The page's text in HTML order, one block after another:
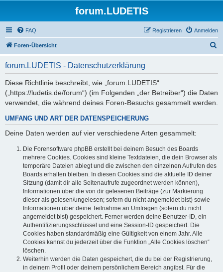
forum.LUDETIS
FAQ Anmelden
Registrieren
Foren-Übersicht
forum.LUDETIS - Datenschutzerklärung
Diese Richtlinie beschreibt, wie „forum.LUDETIS“
(„https://ludetis.de/forum“) (im Folgenden „der Betreiber“) die Daten
verwendet, die während deines Foren-Besuchs gesammelt werden.
UMFANG UND ART DER DATENSPEICHERUNG
Deine Daten werden auf vier verschiedene Arten gesammelt:
Die Forensoftware phpBB erstellt bei deinem Besuch des Boards
mehrere Cookies. Cookies sind kleine Textdateien, die dein Browser als
temporäre Dateien ablegt und die zwischen den einzelnen Aufrufen des
Boards erhalten bleiben. In diesen Cookies sind die aktuelle ID deiner
Sitzung (damit dir alle Seitenaufrufe zugeordnet werden können),
Informationen über die von dir gelesenen Beiträge (zur Markierung
dieser als gelesen/ungelesen; sofern du nicht angemeldet bist) sowie
Informationen über deine Teilnahme an Umfragen (sofern du nicht
angemeldet bist) gespeichert. Ferner werden deine Benutzer-ID, ein
Authentifizierungsschlüssel und eine Session-ID gespeichert. Die
Cookies haben standardmäßig eine Gültigkeit von einem Jahr. Alle
Cookies kannst du jederzeit über die Funktion „Alle Cookies löschen“
löschen.
Weiterhin werden die Daten gespeichert, die du bei der Registrierung,
in deinem Profil oder deinem persönlichem Bereich angibst. Für die